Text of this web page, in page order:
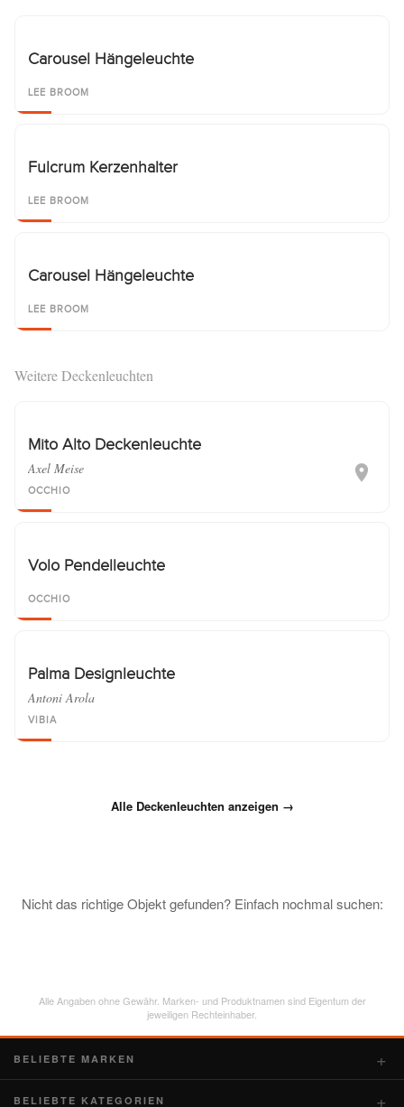
Carousel Hängeleuchte
LEE BROOM
Fulcrum Kerzenhalter
LEE BROOM
Carousel Hängeleuchte
LEE BROOM
Weitere Deckenleuchten
Mito Alto Deckenleuchte
Axel Meise
OCCHIO
Volo Pendelleuchte
OCCHIO
Palma Designleuchte
Antoni Arola
VIBIA
Alle Deckenleuchten anzeigen →
Nicht das richtige Objekt gefunden? Einfach nochmal suchen:
Alle Angaben ohne Gewähr. Marken- und Produktnamen sind Eigentum der
jeweiligen Rechteinhaber.
BELIEBTE MARKEN
BELIEBTE KATEGORIEN